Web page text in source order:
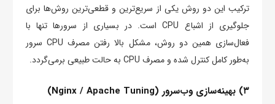
ترکیب این دو روش یکی از سریع‌ترین و قطعی‌ترین روش‌ها برای
جلوگیری از اشباع CPU است. در بسیاری از سرورها تنها با
فعال‌سازی همین دو روش، مشکل بالا رفتن مصرف CPU سرور
به‌طور کامل کنترل شده و مصرف CPU به حالت طبیعی برمی‌گردد.
۳) بهینه‌سازی وب‌سرور (Nginx / Apache Tuning)